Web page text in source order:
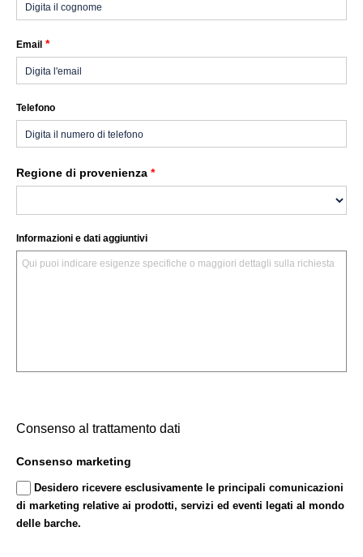
Email *
Telefono
Regione di provenienza *
Informazioni e dati aggiuntivi
Consenso al trattamento dati
Consenso marketing
Desidero ricevere esclusivamente le principali comunicazioni
di marketing relative ai prodotti, servizi ed eventi legati al mondo
delle barche.
Darsena San Marco – 34073 Grado (GO)
Marina d’Arechi – 84131 Salerno (SA)